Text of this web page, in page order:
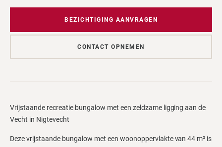
BEZICHTIGING AANVRAGEN
CONTACT OPNEMEN
Vrijstaande recreatie bungalow met een zeldzame ligging aan de
Vecht in Nigtevecht
Deze vrijstaande bungalow met een woonoppervlakte van 44 m² is